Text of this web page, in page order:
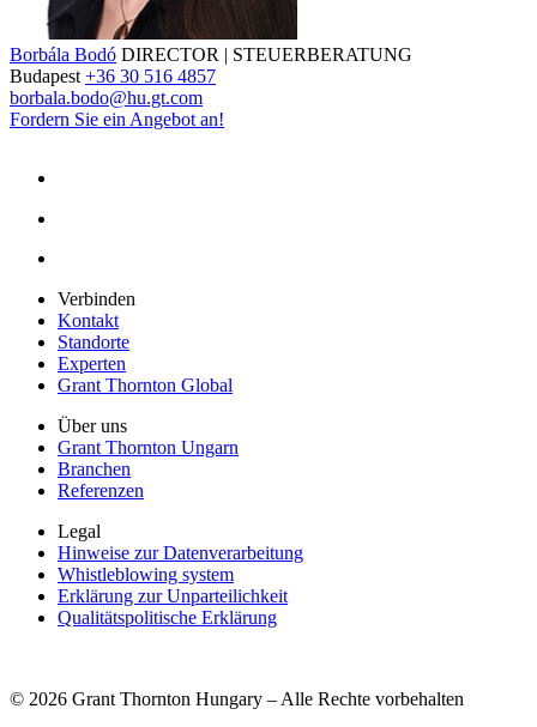
Borbála Bodó DIRECTOR | STEUERBERATUNG
Budapest +36 30 516 4857
borbala.bodo@hu.gt.com
Fordern Sie ein Angebot an!
Verbinden
Kontakt
Standorte
Experten
Grant Thornton Global
Über uns
Grant Thornton Ungarn
Branchen
Referenzen
Legal
Hinweise zur Datenverarbeitung
Whistleblowing system
Erklärung zur Unparteilichkeit
Qualitätspolitische Erklärung
© 2026 Grant Thornton Hungary – Alle Rechte vorbehalten